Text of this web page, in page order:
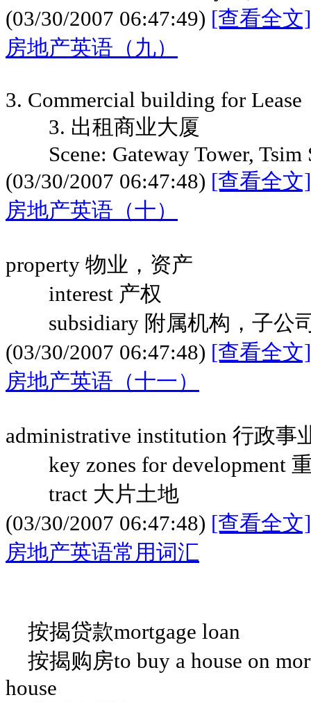
(03/30/2007 06:47:49) [查看全文]
房地产英语（九）
3. Commercial building for Lease
3. 出租商业大厦
Scene: Gateway Tower, Tsim
(03/30/2007 06:47:48) [查看全文]
房地产英语（十）
property 物业，资产
interest 产权
subsidiary 附属机构，子公
(03/30/2007 06:47:48) [查看全文]
房地产英语（十一）
administrative institution 行政事
key zones for development
tract 大片土地
(03/30/2007 06:47:48) [查看全文]
房地产英语常用词汇
按揭贷款mortgage loan
按揭购房to buy a house on
house